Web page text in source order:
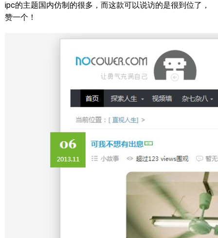
ipc的主题国内仿制的很多，而这款可以说访的是很到位了，
赞一个！